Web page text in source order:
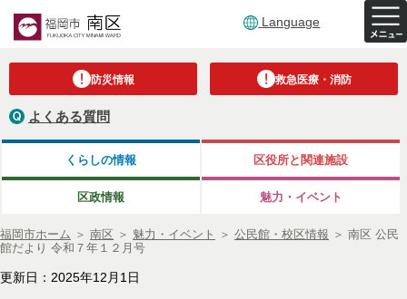
Language
防災情報 救急医療・消防
よくある質問
くらしの情報 区役所と関連施設
区政情報 魅力・イベント
福岡市ホーム ＞ 南区 ＞ 魅力・イベント ＞ 公民館・校区情報 ＞ 南区 公民
館だより 令和７年１２月号
更新日：2025年12月1日